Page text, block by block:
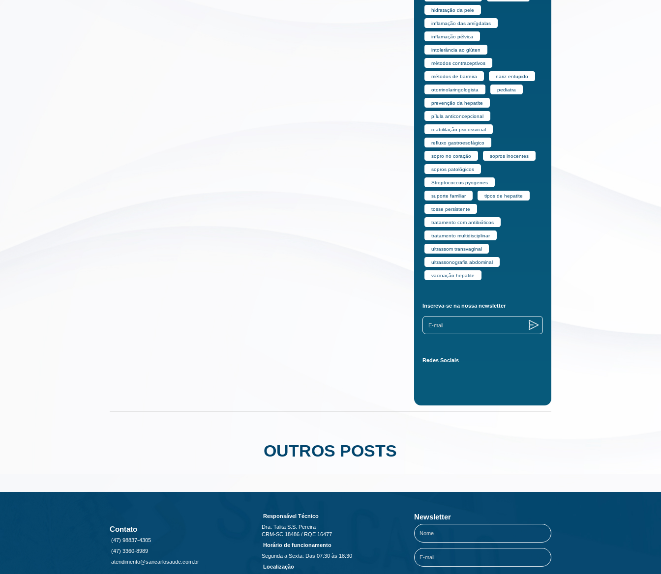
hidratação da pele
inflamação das amígdalas
inflamação pélvica
intolerância ao glúten
métodos contraceptivos
métodos de barreira nariz entupido
otorrinolaringologista pediatra
prevenção da hepatite
pílula anticoncepcional
reabilitação psicossocial
refluxo gastroesofágico
sopro no coração sopros inocentes
sopros patológicos
Streptococcus pyogenes
suporte familiar tipos de hepatite
tosse persistente
tratamento com antibióticos
tratamento multidisciplinar
ultrassom transvaginal
ultrassonografia abdominal
vacinação hepatite
Inscreva-se na nossa newsletter
Redes Sociais
OUTROS POSTS
Contato
(47) 98837-4305
(47) 3360-8989
atendimento@sancarlosaude.com.br
Responsável Técnico
Dra. Talita S.S. Pereira
CRM-SC 18486 / RQE 16477
Horário de funcionamento
Segunda a Sexta: Das 07:30 às 18:30
Localização
Newsletter